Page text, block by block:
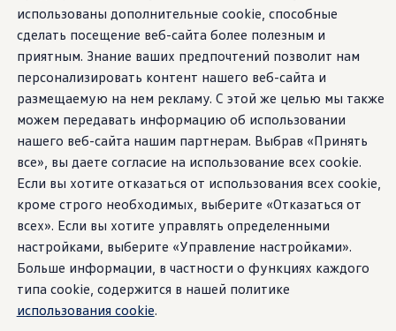
использованы дополнительные cookie, способные
сделать посещение веб-сайта более полезным и
приятным. Знание ваших предпочтений позволит нам
персонализировать контент нашего веб-сайта и
размещаемую на нем рекламу. С этой же целью мы также
можем передавать информацию об использовании
нашего веб-сайта нашим партнерам. Выбрав «Принять
все», вы даете согласие на использование всех cookie.
Если вы хотите отказаться от использования всех cookie,
кроме строго необходимых, выберите «Отказаться от
всех». Если вы хотите управлять определенными
настройками, выберите «Управление настройками».
Больше информации, в частности о функциях каждого
типа cookie, содержится в нашей политике
использования cookie.
Взаимодействие в сети простыми словами
VW Connect
Активация
Все службы
VW Connect для Вашего ID.
Обновления (Upgrades)
Car-Net
App-Connect
Fleet Interface Data
O Volkswagen
Получи больше
Владельцы и услуги
Сервис и запчасти
Преимущества Volkswagen
Техобслуживание
Ремонт и проверки
Моторное масло и технические жидкости
Колеса и шины
Помощь при авариях и поломках
Обслуживание автомобилей
Аксессуары